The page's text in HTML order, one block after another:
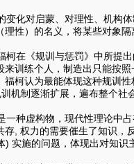
化对启蒙、对理性、机构
性）的名义，将某些对象
在《规训与惩罚》中所提
训练个人，制造出只能按
柯认为最能体现这种规训
机制逐渐扩展，遍布整个
种虚构物，现代性理论中
, 权力的需要催生了知识
实施的问题，体现出对知